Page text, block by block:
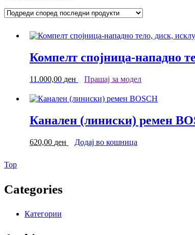
latest
Компелт спојница-нападно
11.000,00 ден Прашај за модел
Канален (линиски) ремен
620,00 ден Додај во кошница
TopBack
Categories
Категории